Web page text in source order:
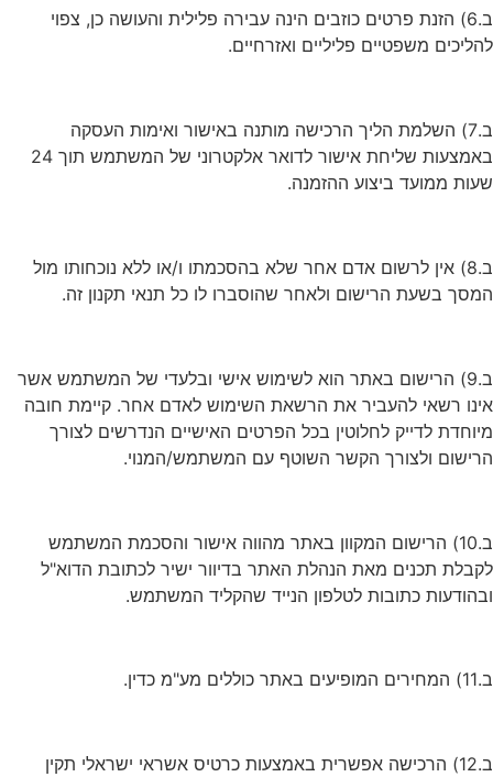
ב.6) הזנת פרטים כוזבים הינה עבירה פלילית והעושה כן, צפוי
להליכים משפטיים פליליים ואזרחיים.
ב.7) השלמת הליך הרכישה מותנה באישור ואימות העסקה
באמצעות שליחת אישור לדואר אלקטרוני של המשתמש תוך 24
שעות ממועד ביצוע ההזמנה.
ב.8) אין לרשום אדם אחר שלא בהסכמתו ו/או ללא נוכחותו מול
המסך בשעת הרישום ולאחר שהוסברו לו כל תנאי תקנון זה.
ב.9) הרישום באתר הוא לשימוש אישי ובלעדי של המשתמש אשר
אינו רשאי להעביר את הרשאת השימוש לאדם אחר. קיימת חובה
מיוחדת לדייק לחלוטין בכל הפרטים האישיים הנדרשים לצורך
הרישום ולצורך הקשר השוטף עם המשתמש/המנוי.
ב.10) הרישום המקוון באתר מהווה אישור והסכמת המשתמש
לקבלת תכנים מאת הנהלת האתר בדיוור ישיר לכתובת הדוא"ל
ובהודעות כתובות לטלפון הנייד שהקליד המשתמש.
ב.11) המחירים המופיעים באתר כוללים מע"מ כדין.
ב.12) הרכישה אפשרית באמצעות כרטיס אשראי ישראלי תקין